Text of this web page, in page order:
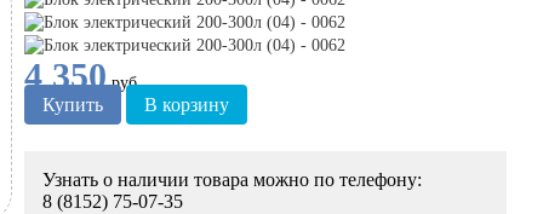
4 350 руб.
Купить В корзину
Узнать о наличии товара можно по телефону:
8 (8152) 75-07-35